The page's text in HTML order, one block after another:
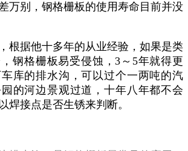
万别，钢格栅板的使用寿命目前并没
根据他十多年的从业经验，如果是类
钢格栅板易受侵蚀，3～5年就得更
库的排水沟，可以过个一两吨的汽
的河边景观过道，十年八年都不会
焊接点是否生锈来判断。